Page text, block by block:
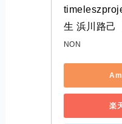
生 浜川路己
NON
楽